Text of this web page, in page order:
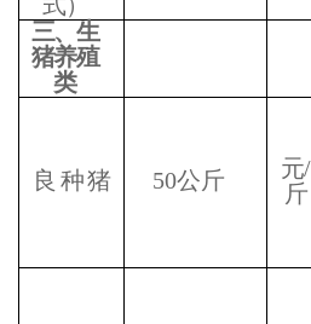
三、生
猪养殖
类
良 种 猪 50公斤 元/
斤